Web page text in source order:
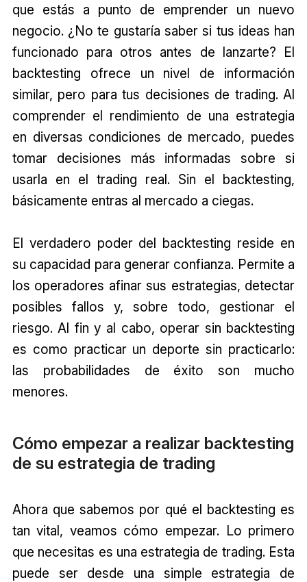
que estás a punto de emprender un nuevo
negocio. ¿No te gustaría saber si tus ideas han
funcionado para otros antes de lanzarte? El
backtesting ofrece un nivel de información
similar, pero para tus decisiones de trading. Al
comprender el rendimiento de una estrategia
en diversas condiciones de mercado, puedes
tomar decisiones más informadas sobre si
usarla en el trading real. Sin el backtesting,
básicamente entras al mercado a ciegas.
El verdadero poder del backtesting reside en
su capacidad para generar confianza. Permite a
los operadores afinar sus estrategias, detectar
posibles fallos y, sobre todo, gestionar el
riesgo. Al fin y al cabo, operar sin backtesting
es como practicar un deporte sin practicarlo:
las probabilidades de éxito son mucho
menores.
Cómo empezar a realizar backtesting
de su estrategia de trading
Ahora que sabemos por qué el backtesting es
tan vital, veamos cómo empezar. Lo primero
que necesitas es una estrategia de trading. Esta
puede ser desde una simple estrategia de